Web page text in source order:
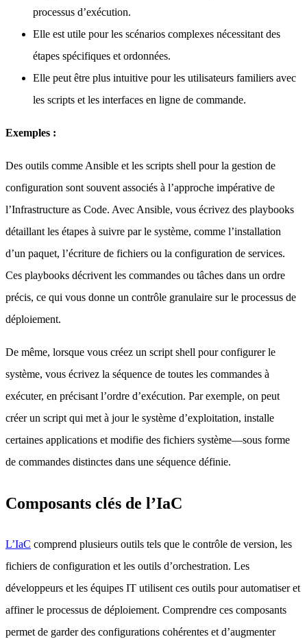
processus d’exécution.
Elle est utile pour les scénarios complexes nécessitant des
étapes spécifiques et ordonnées.
Elle peut être plus intuitive pour les utilisateurs familiers avec
les scripts et les interfaces en ligne de commande.
Exemples :
Des outils comme Ansible et les scripts shell pour la gestion de
configuration sont souvent associés à l’approche impérative de
l’Infrastructure as Code. Avec Ansible, vous écrivez des playbooks
détaillant les étapes à suivre par le système, comme l’installation
d’un paquet, l’écriture de fichiers ou la configuration de services.
Ces playbooks décrivent les commandes ou tâches dans un ordre
précis, ce qui vous donne un contrôle granulaire sur le processus de
déploiement.
De même, lorsque vous créez un script shell pour configurer le
système, vous écrivez la séquence de toutes les commandes à
exécuter, en précisant l’ordre d’exécution. Par exemple, on peut
créer un script qui met à jour le système d’exploitation, installe
certaines applications et modifie des fichiers système—sous forme
de commandes distinctes dans une séquence définie.
Composants clés de l’IaC
L’IaC comprend plusieurs outils tels que le contrôle de version, les
fichiers de configuration et les outils d’orchestration. Les
développeurs et les équipes IT utilisent ces outils pour automatiser et
affiner le processus de déploiement. Comprendre ces composants
permet de garder des configurations cohérentes et d’augmenter